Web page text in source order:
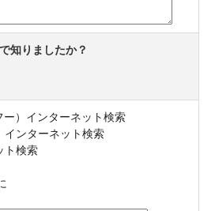
知りましたか？
ー）インターネット検索
インターネット検索
ト検索